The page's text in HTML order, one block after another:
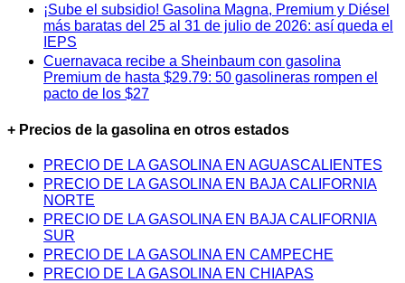
¡Sube el subsidio! Gasolina Magna, Premium y Diésel
más baratas del 25 al 31 de julio de 2026: así queda el
IEPS
Cuernavaca recibe a Sheinbaum con gasolina
Premium de hasta $29.79: 50 gasolineras rompen el
pacto de los $27
+ Precios de la gasolina en otros estados
PRECIO DE LA GASOLINA EN AGUASCALIENTES
PRECIO DE LA GASOLINA EN BAJA CALIFORNIA
NORTE
PRECIO DE LA GASOLINA EN BAJA CALIFORNIA
SUR
PRECIO DE LA GASOLINA EN CAMPECHE
PRECIO DE LA GASOLINA EN CHIAPAS